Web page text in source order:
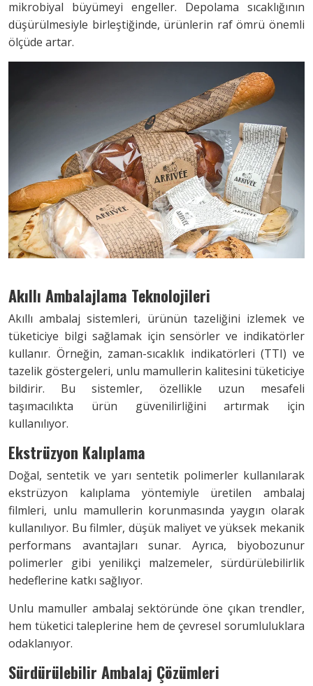
mikrobiyal büyümeyi engeller. Depolama sıcaklığının
düşürülmesiyle birleştiğinde, ürünlerin raf ömrü önemli
ölçüde artar.
Akıllı Ambalajlama Teknolojileri
Akıllı ambalaj sistemleri, ürünün tazeliğini izlemek ve
tüketiciye bilgi sağlamak için sensörler ve indikatörler
kullanır. Örneğin, zaman-sıcaklık indikatörleri (TTI) ve
tazelik göstergeleri, unlu mamullerin kalitesini tüketiciye
bildirir. Bu sistemler, özellikle uzun mesafeli
taşımacılıkta ürün güvenilirliğini artırmak için
kullanılıyor.
Ekstrüzyon Kalıplama
Doğal, sentetik ve yarı sentetik polimerler kullanılarak
ekstrüzyon kalıplama yöntemiyle üretilen ambalaj
filmleri, unlu mamullerin korunmasında yaygın olarak
kullanılıyor. Bu filmler, düşük maliyet ve yüksek mekanik
performans avantajları sunar. Ayrıca, biyobozunur
polimerler gibi yenilikçi malzemeler, sürdürülebilirlik
hedeflerine katkı sağlıyor.
Unlu mamuller ambalaj sektöründe öne çıkan trendler,
hem tüketici taleplerine hem de çevresel sorumluluklara
odaklanıyor.
Sürdürülebilir Ambalaj Çözümleri